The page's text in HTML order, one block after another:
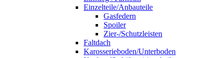
Einzelteile/Anbauteile
Gasfedern
Spoiler
Zier-/Schutzleisten
Faltdach
Karosserieboden/Unterboden